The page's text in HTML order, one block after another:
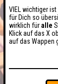
VIEL wichtiger
für Dich so
wirklich füralle
Klick auf das X
auf das Wappen